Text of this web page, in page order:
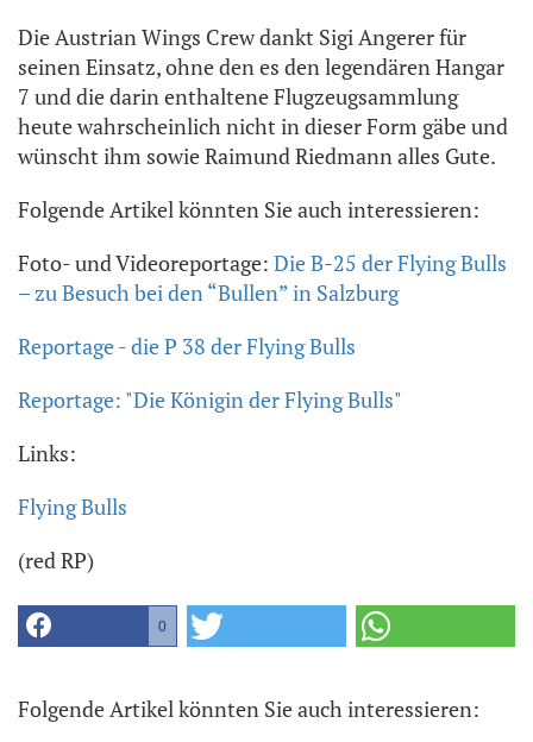
Die Austrian Wings Crew dankt Sigi Angerer für
seinen Einsatz, ohne den es den legendären Hangar
7 und die darin enthaltene Flugzeugsammlung
heute wahrscheinlich nicht in dieser Form gäbe und
wünscht ihm sowie Raimund Riedmann alles Gute.
Folgende Artikel könnten Sie auch interessieren:
Foto- und Videoreportage: Die B-25 der Flying Bulls
– zu Besuch bei den “Bullen” in Salzburg
Reportage - die P 38 der Flying Bulls
Reportage: "Die Königin der Flying Bulls"
Links:
Flying Bulls
(red RP)
0
Folgende Artikel könnten Sie auch interessieren: